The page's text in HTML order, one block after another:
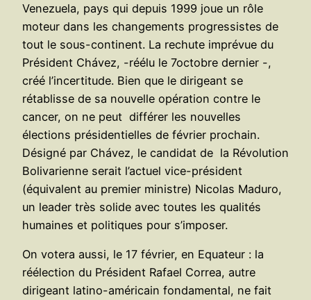
Venezuela, pays qui depuis 1999 joue un rôle
moteur dans les changements progressistes de
tout le sous-continent. La rechute imprévue du
Président Chávez, -réélu le 7octobre dernier -,
créé l’incertitude. Bien que le dirigeant se
rétablisse de sa nouvelle opération contre le
cancer, on ne peut différer les nouvelles
élections présidentielles de février prochain.
Désigné par Chávez, le candidat de la Révolution
Bolivarienne serait l’actuel vice-président
(équivalent au premier ministre) Nicolas Maduro,
un leader très solide avec toutes les qualités
humaines et politiques pour s’imposer.
On votera aussi, le 17 février, en Equateur : la
réélection du Président Rafael Correa, autre
dirigeant latino-américain fondamental, ne fait